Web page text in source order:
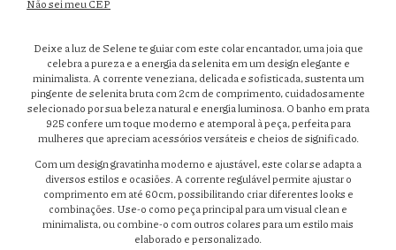
Não sei meu CEP
Deixe a luz de Selene te guiar com este colar encantador, uma joia que
celebra a pureza e a energia da selenita em um design elegante e
minimalista. A corrente veneziana, delicada e sofisticada, sustenta um
pingente de selenita bruta com 2cm de comprimento, cuidadosamente
selecionado por sua beleza natural e energia luminosa. O banho em prata
925 confere um toque moderno e atemporal à peça, perfeita para
mulheres que apreciam acessórios versáteis e cheios de significado.
Com um design gravatinha moderno e ajustável, este colar se adapta a
diversos estilos e ocasiões. A corrente regulável permite ajustar o
comprimento em até 60cm, possibilitando criar diferentes looks e
combinações. Use-o como peça principal para um visual clean e
minimalista, ou combine-o com outros colares para um estilo mais
elaborado e personalizado.